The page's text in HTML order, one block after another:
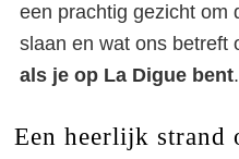
een prachtig gezicht om
slaan en wat ons betreft
als je op La Digue bent.
Een heerlijk strand